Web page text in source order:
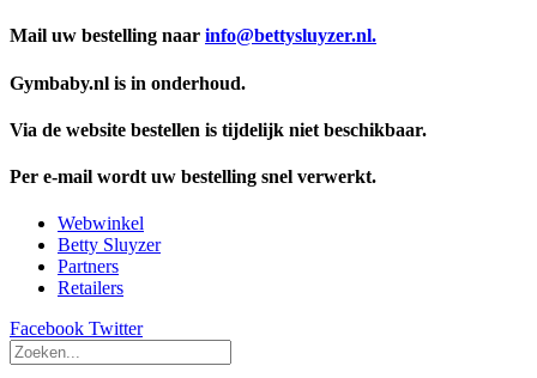
Mail uw bestelling naar info@bettysluyzer.nl.
Gymbaby.nl is in onderhoud.
Via de website bestellen is tijdelijk niet beschikbaar.
Per e-mail wordt uw bestelling snel verwerkt.
Webwinkel
Betty Sluyzer
Partners
Retailers
Facebook Twitter